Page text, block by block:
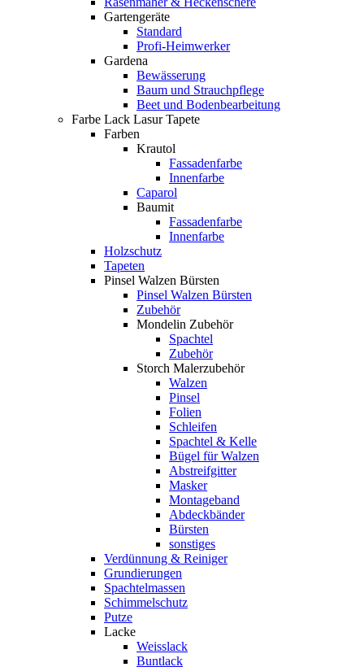
Gartengeräte
Standard
Profi-Heimwerker
Gardena
Bewässerung
Baum und Strauchpflege
Beet und Bodenbearbeitung
Farbe Lack Lasur Tapete
Farben
Krautol
Fassadenfarbe
Innenfarbe
Caparol
Baumit
Fassadenfarbe
Innenfarbe
Holzschutz
Tapeten
Pinsel Walzen Bürsten
Pinsel Walzen Bürsten
Zubehör
Mondelin Zubehör
Spachtel
Zubehör
Storch Malerzubehör
Walzen
Pinsel
Folien
Schleifen
Spachtel & Kelle
Bügel für Walzen
Abstreifgitter
Masker
Montageband
Abdeckbänder
Bürsten
sonstiges
Verdünnung & Reiniger
Grundierungen
Spachtelmassen
Schimmelschutz
Putze
Lacke
Weisslack
Buntlack